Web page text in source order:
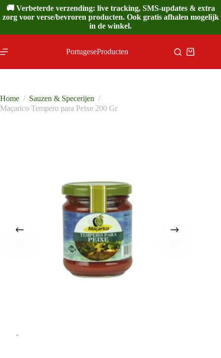
Ga
naar
de
🚚 Verbeterde verzending: live tracking, SMS-updates & extra
zorg voor verse/bevroren producten. Ook gratis afhalen mogelijk
in de winkel.
PortugeseProducten
Home / Sauzen & Specerijen /
Maçarico Tempero para Peixe 200 Gr